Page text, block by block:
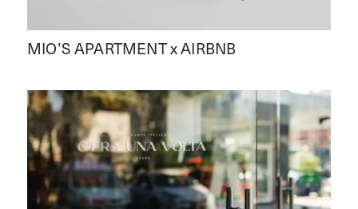
MIO’S APARTMENT x AIRBNB